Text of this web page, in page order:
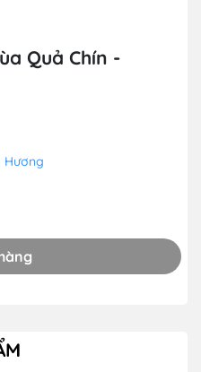
Quả Chín -
Hương